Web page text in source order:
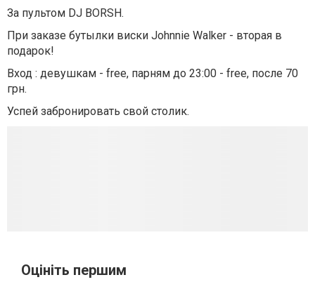
За пультом DJ BORSH.
При заказе бутылки виски Johnnie Walker - вторая в
подарок!
Вход : девушкам - free, парням до 23:00 - free, после 70
грн.
Успей забронировать свой столик.
Оцініть першим